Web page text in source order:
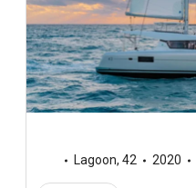
Lagoon, 42 2020